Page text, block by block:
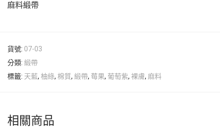
麻料緞帶
貨號: 07-03
分類: 緞帶
標籤: 天藍, 柚綠, 棉質, 緞帶, 莓果, 葡萄紫, 裸膚, 麻料
相關商品